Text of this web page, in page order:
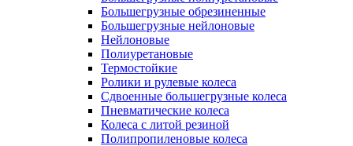
Большегрузные обрезиненные
Большегрузные нейлоновые
Нейлоновые
Полиуретановые
Термостойкие
Ролики и рулевые колеса
Сдвоенные большегрузные колеса
Пневматические колеса
Колеса с литой резиной
Полипропиленовые колеса